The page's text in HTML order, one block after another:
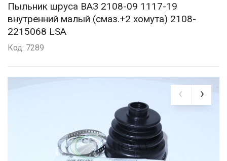
Пыльник шруса ВАЗ 2108-09 1117-19
внутренний малый (смаз.+2 хомута) 2108-
2215068 LSA
Код: 7289